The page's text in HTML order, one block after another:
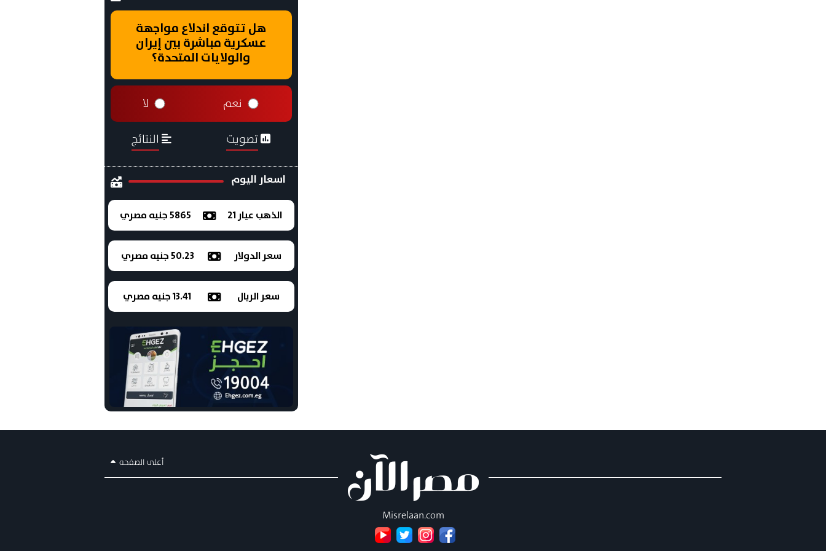
هل تتوقع اندلاع مواجهة
عسكرية مباشرة بين إيران
والولايات المتحدة؟
نعم لا
تصويت النتائج
اسعار اليوم
الذهب عيار 21 5865 جنيه مصري
سعر الدولار 50.23 جنيه مصري
سعر الريال 13.41 جنيه مصري
أعلى الصفحه
Misrelaan.com